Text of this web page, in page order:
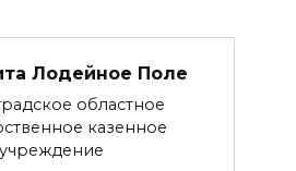
Лодейное Поле
областное
казенное
учреждение